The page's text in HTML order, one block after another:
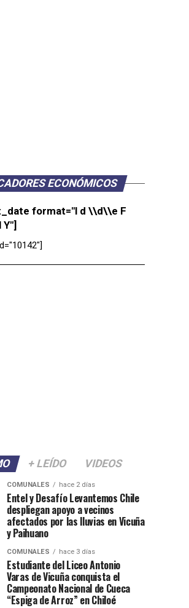
ECONÓMICOS
format="l d \\d\\e F
+ LEÍDO VIDEOS
COMUNALES hace 2 días
Entel y Desafío Levantemos Chile
despliegan apoyo a vecinos
afectados por las lluvias en Vicuña
y Paihuano
COMUNALES hace 3 días
Estudiante del Liceo Antonio
Varas de Vicuña conquista el
Campeonato Nacional de Cueca
“Espiga de Arroz” en Chiloé